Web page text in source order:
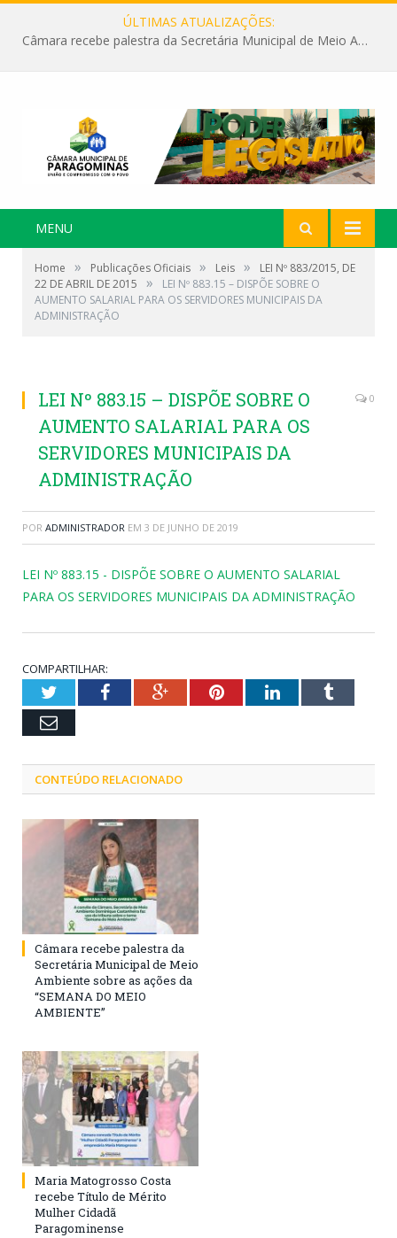
ÚLTIMAS ATUALIZAÇÕES:
Câmara recebe palestra da Secretária Municipal de Meio Ambiente sobre as ações da “SEMANA DO MEIO AMBIENTE”
MENU
Home » Publicações Oficiais » Leis »
LEI Nº 883/2015, DE
22 DE ABRIL DE 2015
»
LEI Nº 883.15 – DISPÕE SOBRE O
AUMENTO SALARIAL PARA OS SERVIDORES MUNICIPAIS DA
ADMINISTRAÇÃO
LEI Nº 883.15 – DISPÕE SOBRE O
AUMENTO SALARIAL PARA OS
SERVIDORES MUNICIPAIS DA
ADMINISTRAÇÃO
0
POR ADMINISTRADOR EM 3 DE JUNHO DE 2019
LEI Nº 883.15 - DISPÕE SOBRE O AUMENTO SALARIAL
PARA OS SERVIDORES MUNICIPAIS DA ADMINISTRAÇÃO
COMPARTILHAR:
TwitterFacebookGoogle+PinterestLinkedInTumblr
Email
CONTEÚDO RELACIONADO
Câmara recebe palestra da
Secretária Municipal de Meio
Ambiente sobre as ações da
“SEMANA DO MEIO
AMBIENTE”
Maria Matogrosso Costa
recebe Título de Mérito
Mulher Cidadã
Paragominense